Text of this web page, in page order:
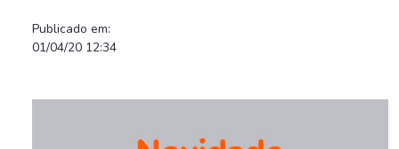
Publicado em:
01/04/20 12:34